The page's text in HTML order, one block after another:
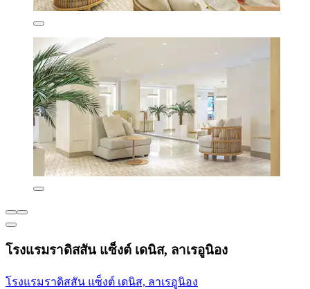
โรงแรมราดิสสัน แซ็งต์ เดนิส, ลาเรอูนิอง
โรงแรมราดิสสัน แซ็งต์ เดนิส, ลาเรอูนิอง